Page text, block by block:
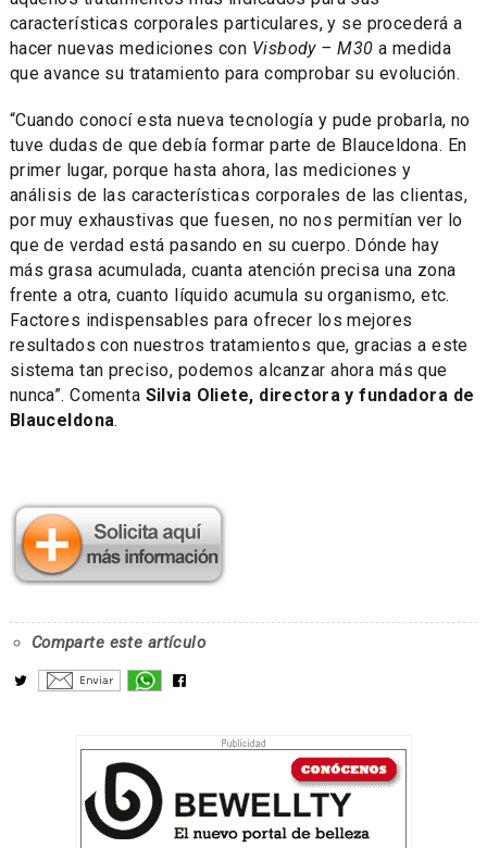
características corporales particulares, y se procederá a
hacer nuevas mediciones con Visbody – M30 a medida
que avance su tratamiento para comprobar su evolución.
“Cuando conocí esta nueva tecnología y pude probarla, no
tuve dudas de que debía formar parte de Blauceldona. En
primer lugar, porque hasta ahora, las mediciones y
análisis de las características corporales de las clientas,
por muy exhaustivas que fuesen, no nos permitían ver lo
que de verdad está pasando en su cuerpo. Dónde hay
más grasa acumulada, cuanta atención precisa una zona
frente a otra, cuanto líquido acumula su organismo, etc.
Factores indispensables para ofrecer los mejores
resultados con nuestros tratamientos que, gracias a este
sistema tan preciso, podemos alcanzar ahora más que
nunca”. Comenta Silvia Oliete, directora y fundadora de
Blauceldona.
Comparte este artículo